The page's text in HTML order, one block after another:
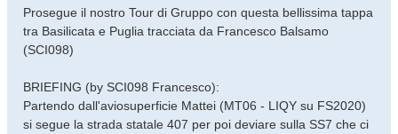
g
g
i
Prosegue il nostro Tour di Gruppo con questa bellissima tappa
tra Basilicata e Puglia tracciata da Francesco Balsamo
(SCI098)
BRIEFING (by SCI098 Francesco):
Partendo dall'aviosuperficie Mattei (MT06 - LIQY su FS2020)
si segue la strada statale 407 per poi deviare sulla SS7 che ci